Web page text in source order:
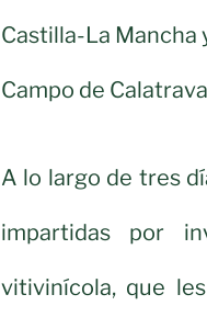
Castilla-La Mancha
Campo de
A lo largo de tres
impartidas por
vitivinícola, que